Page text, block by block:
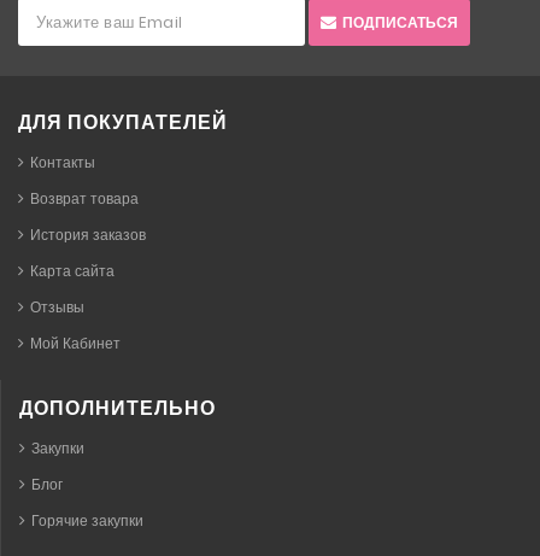
ПОДПИСАТЬСЯ
ДЛЯ ПОКУПАТЕЛЕЙ
Контакты
Возврат товара
История заказов
Карта сайта
Отзывы
Мой Кабинет
ДОПОЛНИТЕЛЬНО
Закупки
Блог
Горячие закупки